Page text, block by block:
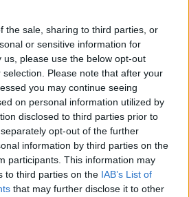
the sale, sharing to third parties, or
or sensitive information for
please use the below opt-out
Please note that after your
you may continue seeing
on personal information utilized by
disclosed to third parties prior to
opt-out of the further
information by third parties on the
participants. This information may
to third parties on the IAB’s List of
that may further disclose it to other
κοινωνία της Θεσσαλονίκης είναι,
δράση μας, με τα περίπτερά μας
τον εορτασμό της Παγκόσμιας
επισημάνθηκε η κοινωνική
η σημασία της συμμετοχής των
φορέων στο θέμα της αειφόρας
των υδατικών συστημάτων.
- Πόσιμο νερό και αποχέτευση: